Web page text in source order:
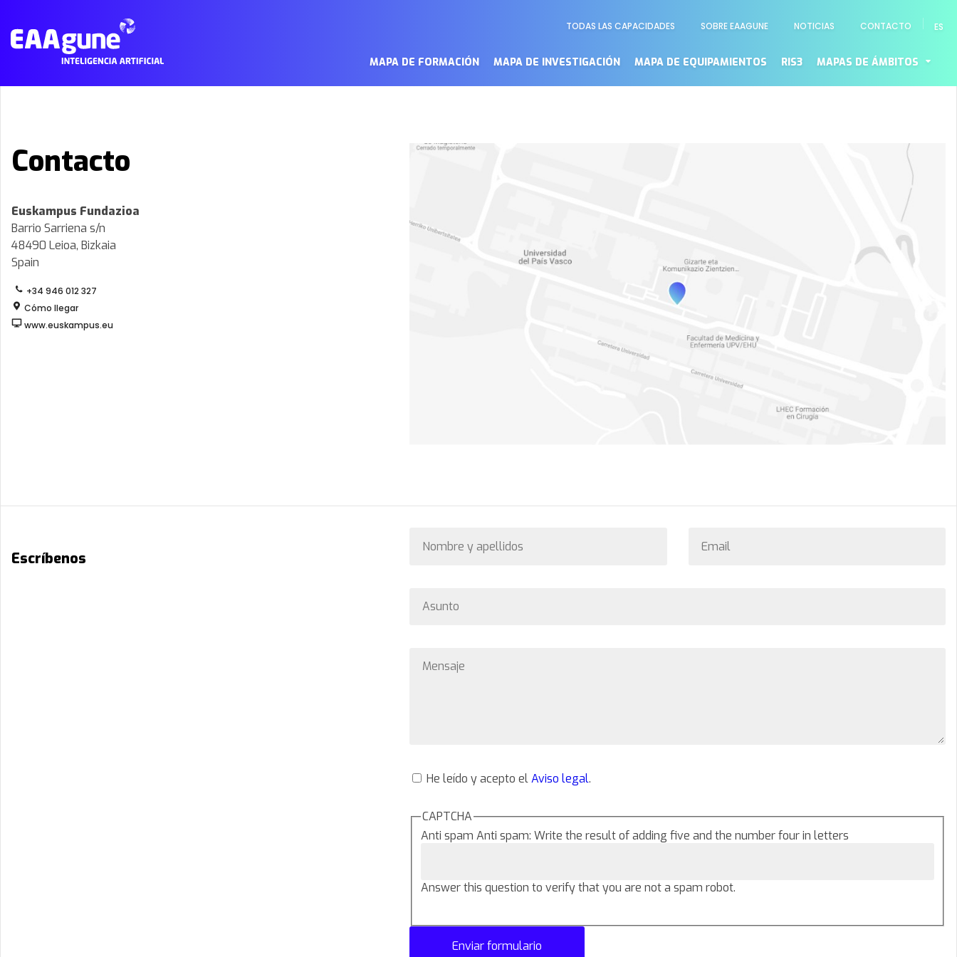
ES
Secundario
TODAS LAS CAPACIDADES SOBRE EAAGUNE NOTICIAS CONTACTO
MAPA DE FORMACIÓN MAPA DE INVESTIGACIÓN MAPA DE EQUIPAMIENTOS RIS3 MAPAS DE ÁMBITOS
Contacto
Euskampus Fundazioa
Barrio Sarriena s/n
48490 Leioa, Bizkaia
Spain
+34 946 012 327
Cómo llegar
www.euskampus.eu
Escríbenos
He leído y acepto elAviso legal.
CAPTCHA
Anti spam Anti spam: Write the result of adding five and the number four in letters
Answer this question to verify that you are not a spam robot.